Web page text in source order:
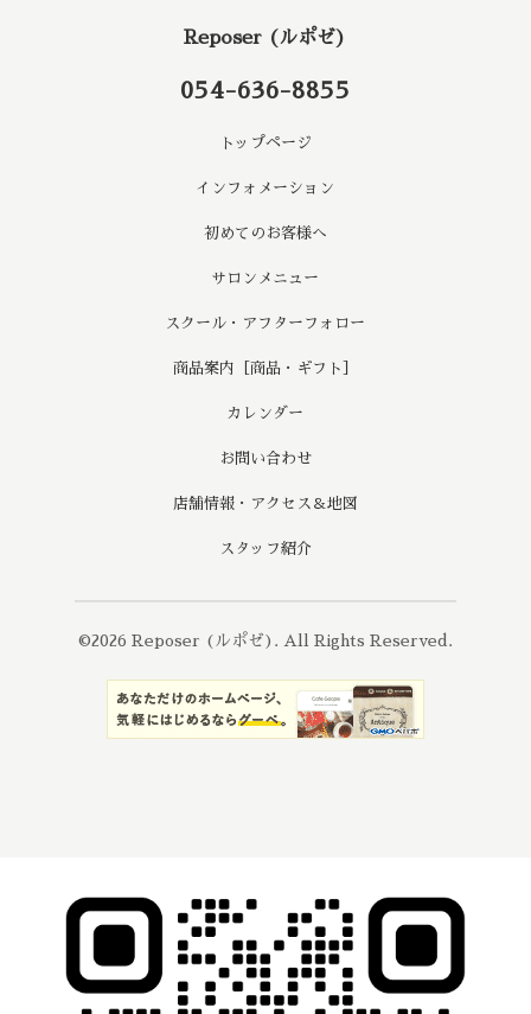
Reposer (ルポゼ)
054-636-8855
トップページ
インフォメーション
初めてのお客様へ
サロンメニュー
スクール・アフターフォロー
商品案内［商品・ギフト］
カレンダー
お問い合わせ
店舗情報・アクセス＆地図
スタッフ紹介
©2026 Reposer (ルポゼ) . All Rights Reserved.